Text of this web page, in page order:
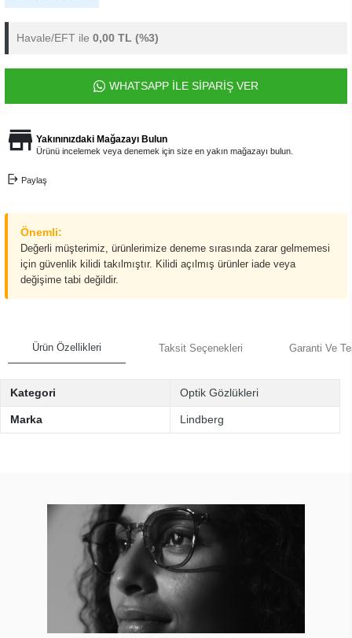
Havale/EFT ile 0,00 TL (%3)
WHATSAPP İLE SİPARİŞ VER
Yakınınızdaki Mağazayı Bulun
Ürünü incelemek veya denemek için size en yakın mağazayı bulun.
Paylaş
Önemli:
Değerli müşterimiz, ürünlerimize deneme sırasında zarar gelmemesi
için güvenlik kilidi takılmıştır. Kilidi açılmış ürünler iade veya
değişime tabi değildir.
Ürün Özellikleri Taksit Seçenekleri Garanti Ve
Kategori Optik Gözlükleri
Marka Lindberg